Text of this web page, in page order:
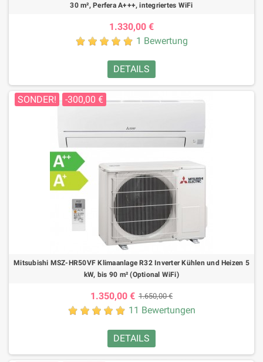
30 m², Perfera A+++, integriertes WiFi
1.330,00 €
1 Bewertung
DETAILS
SONDER! -300,00 €
Mitsubishi MSZ-HR50VF Klimaanlage R32 Inverter Kühlen und Heizen 5
kW, bis 90 m² (Optional WiFi)
1.350,00 € 1.650,00 €
11 Bewertungen
DETAILS